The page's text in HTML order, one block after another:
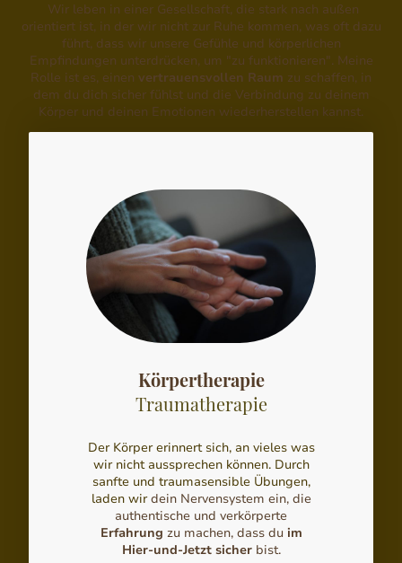
Wir leben in einer Gesellschaft, die stark nach außen
orientiert ist, in der wir nicht zur Ruhe kommen, was oft dazu
führt, dass wir unsere Gefühle und körperlichen
Empfindungen unterdrücken, um "zu funktionieren". Meine
Rolle ist es, einen vertrauensvollen Raum zu schaffen, in
dem du dich sicher fühlst und die Verbindung zu deinem
Körper und deinen Emotionen wiederherstellen kannst.
Körpertherapie
Traumatherapie
Der Körper erinnert sich, an vieles was
wir nicht aussprechen können. Durch
sanfte und traumasensible Übungen,
laden wirdein Nervensystem ein, die
authentische und verkörperte
Erfahrung zu machen, dass du im
Hier-und-Jetzt sicherbist.